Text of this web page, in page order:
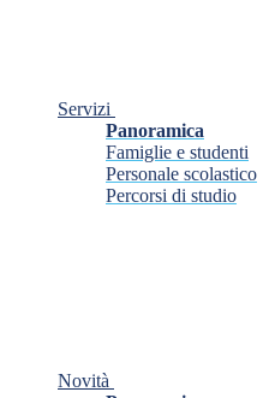
Servizi
Panoramica
Famiglie e studenti
Personale scolastico
Percorsi di studio
Novità